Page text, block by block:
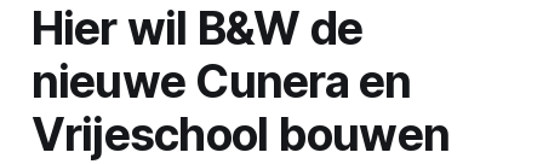
Hier wil B&W de
nieuwe Cunera en
Vrijeschool bouwen